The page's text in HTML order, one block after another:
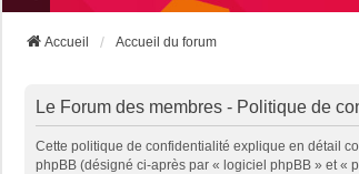
Accueil Accueil du forum
Le Forum des membres - Politique de
Cette politique de confidentialité explique en détail
phpBB (désigné ci-après par « logiciel phpBB » et «